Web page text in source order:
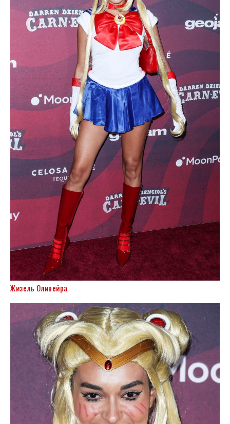
Жизель Оливейра